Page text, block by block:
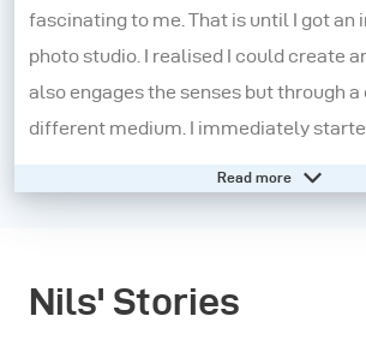
fascinating to me. That is until I got an
photo studio. I realised I could create
also engages the senses but through
different medium. I immediately
However, I felt that I needed to
Read more
Nils' Stories